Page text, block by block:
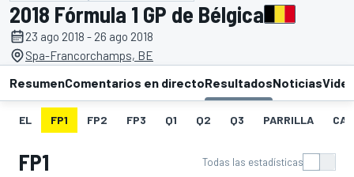
2018 Fórmula 1 GP de Bélgica
23 ago 2018 - 26 ago 2018
Spa-Francorchamps, BE
ResumenComentarios en directoResultadosNoticias
EL FP1 FP2 FP3 Q1 Q2 Q3 PARRILLA
FP1 Todas las estadísticas